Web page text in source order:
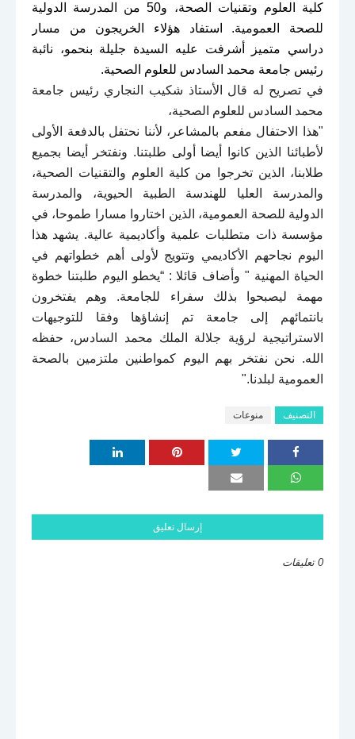
كلية العلوم وتقنيات الصحة، و50 من المدرسة الدولية
للصحة العمومية. استفاد هؤلاء الخريجون من مسار
دراسي متميز أشرفت عليه السيدة جليلة بنحمو، نائبة
رئيس جامعة محمد السادس للعلوم الصحية.
في تصريح له قال الأستاذ شكيب النجاري رئيس جامعة
محمد السادس للعلوم الصحية،
"هذا الاحتفال مفعم بالمشاعر، لأننا نحتفل بالدفعة الأولى
لأطبائنا الذين كانوا أيضا أولى طلبتنا. ونفتخر أيضا بجميع
طلابنا، الذين تخرجوا من كلية العلوم والتقنيات الصحية،
والمدرسة العليا للهندسة الطبية الحيوية، والمدرسة
الدولية للصحة العمومية، الذين اختاروا مسارا طموحا، في
مؤسسة ذات متطلبات علمية وأكاديمية عالية. يشهد هذا
اليوم نجاحهم الأكاديمي وتتويج لأولى أهم خطواتهم في
الحياة المهنية " وأضاف قائلا : “يخطو اليوم طلبتنا خطوة
مهمة ليصبحوا بذلك سفراء للجامعة. وهم يفتخرون
بانتمائهم إلى جامعة تم إنشاؤها وفقا للتوجيهات
الاستراتيجية لرؤية جلالة الملك محمد السادس، حفظه
الله. نحن نفتخر بهم اليوم كمواطنين ملتزمين بالصحة
العمومية لبلدنا".
التصنيف منوعات
إرسال تعليق
0 تعليقات